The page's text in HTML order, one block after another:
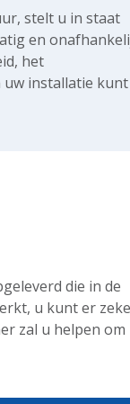
stelt u in staat
en
het
die in de
u kunt er
zal u helpen om